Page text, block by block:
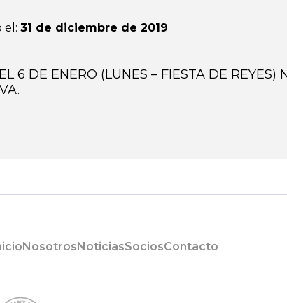
el: 31 de diciembre de 2019
6 DE ENERO (LUNES – FIESTA DE REYES)
Nosotros NoticiasSociosContacto